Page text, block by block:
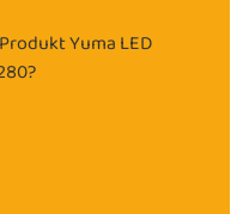
Yuma LED